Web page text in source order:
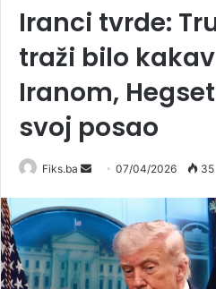
Iranci tvrde:
traži bilo
Iranom,
svoj posao
Fiks.ba
Send
email
07/04/2026 35